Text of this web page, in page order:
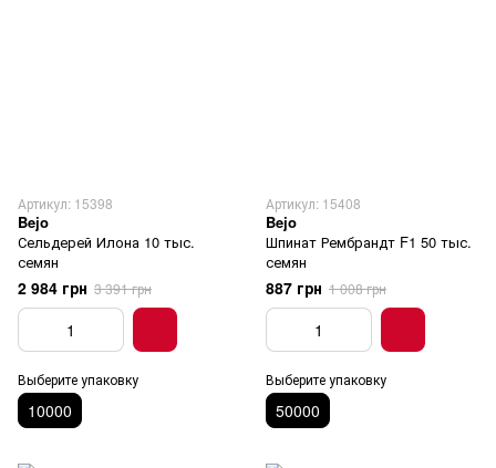
Артикул: 15398
Bejo
Сельдерей Илона 10 тыс.
семян
2 984 грн 3 391 грн
Выберите упаковку
10000
Артикул: 15408
Bejo
Шпинат Рембрандт F1 50 тыс.
семян
887 грн 1 008 грн
Выберите упаковку
50000